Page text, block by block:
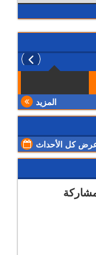
المزيد
كل الأحداث